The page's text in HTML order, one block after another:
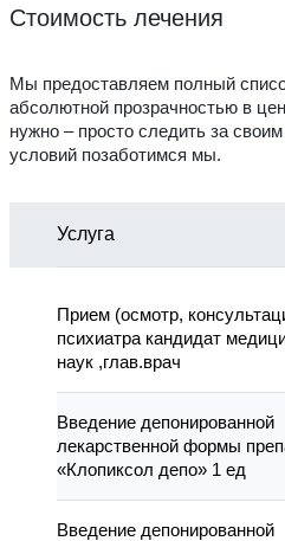
Стоимость лечения
Мы предоставляем полный
абсолютной прозрачностью в
нужно – просто следить за
условий позаботимся мы.
Услуга
Прием (осмотр,
психиатра кандидат
наук ,глав.врач
Введение депонированной
лекарственной формы
«Клопиксол депо» 1 ед
Введение депонированной